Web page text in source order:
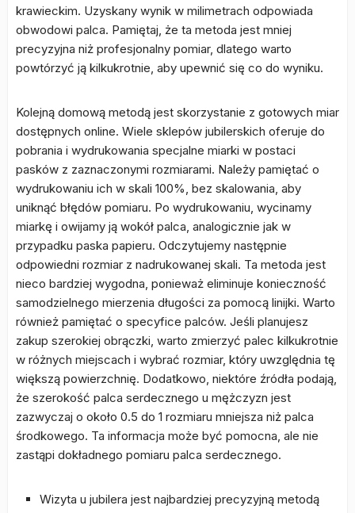
krawieckim. Uzyskany wynik w milimetrach odpowiada
obwodowi palca. Pamiętaj, że ta metoda jest mniej
precyzyjna niż profesjonalny pomiar, dlatego warto
powtórzyć ją kilkukrotnie, aby upewnić się co do wyniku.
Kolejną domową metodą jest skorzystanie z gotowych miar
dostępnych online. Wiele sklepów jubilerskich oferuje do
pobrania i wydrukowania specjalne miarki w postaci
pasków z zaznaczonymi rozmiarami. Należy pamiętać o
wydrukowaniu ich w skali 100%, bez skalowania, aby
uniknąć błędów pomiaru. Po wydrukowaniu, wycinamy
miarkę i owijamy ją wokół palca, analogicznie jak w
przypadku paska papieru. Odczytujemy następnie
odpowiedni rozmiar z nadrukowanej skali. Ta metoda jest
nieco bardziej wygodna, ponieważ eliminuje konieczność
samodzielnego mierzenia długości za pomocą linijki. Warto
również pamiętać o specyfice palców. Jeśli planujesz
zakup szerokiej obrączki, warto zmierzyć palec kilkukrotnie
w różnych miejscach i wybrać rozmiar, który uwzględnia tę
większą powierzchnię. Dodatkowo, niektóre źródła podają,
że szerokość palca serdecznego u mężczyzn jest
zazwyczaj o około 0.5 do 1 rozmiaru mniejsza niż palca
środkowego. Ta informacja może być pomocna, ale nie
zastąpi dokładnego pomiaru palca serdecznego.
Wizyta u jubilera jest najbardziej precyzyjną metodą